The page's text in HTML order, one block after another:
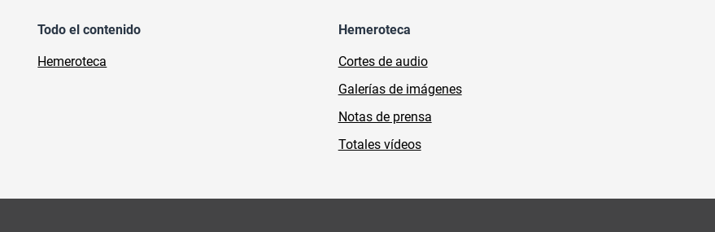
Todo el contenido
Hemeroteca
Hemeroteca
Cortes de audio
Galerías de imágenes
Notas de prensa
Totales vídeos